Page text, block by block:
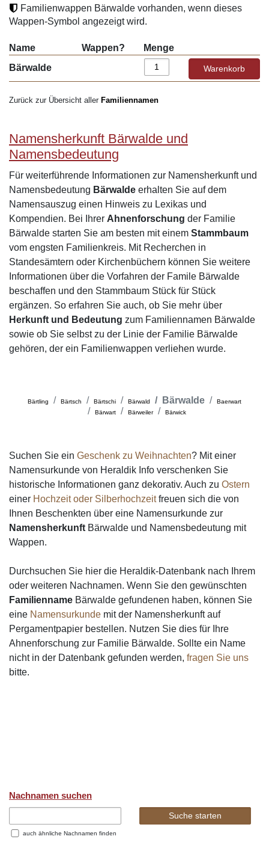
Familienwappen Bärwalde vorhanden, wenn dieses
Wappen-Symbol angezeigt wird.
Name Wappen?
Menge
Bärwalde
Zurück zur Übersicht aller Familiennamen
Namensherkunft Bärwalde und
Namensbedeutung
Für weiterführende Informationen zur Namensherkunft und
Namensbedeutung Bärwalde erhalten Sie auf dem
Namensauszug einen Hinweis zu Lexikas und
Kompendien. Bei Ihrer Ahnenforschung der Familie
Bärwalde starten Sie am besten mit einem Stammbaum
vom engsten Familienkreis. Mit Recherchen in
Standesämtern oder Kirchenbüchern können Sie weitere
Informationen über die Vorfahren der Famile Bärwalde
beschaffen und den Stammbaum Stück für Stück
ergänzen. So erfahren Sie auch, ob Sie mehr über
Herkunft und Bedeutung zum Familiennamen Bärwalde
sowie ob Sie selbst zu der Linie der Familie Bärwalde
gehören, der ein Familienwappen verliehen wurde.
Bärtling Bärtsch Bärtschi Bärwald Bärwalde
Baerwart
Bärwart
Bärweiler Bärwick
Suchen Sie ein Geschenk zu Weihnachten? Mit einer
Namensurkunde von Heraldik Info verschenken Sie
historische Informationen ganz dekorativ. Auch zu Ostern
einer Hochzeit oder Silberhochzeitfreuen sich die von
Ihnen Beschenkten über eine Namensurkunde zur
Namensherkunft Bärwalde und Namensbedeutung mit
Wappen.
Durchsuchen Sie hier die Heraldik-Datenbank nach Ihrem
oder weiteren Nachnamen. Wenn Sie den gewünschten
Familienname Bärwalde gefundenen haben, können Sie
eine Namensurkunde mit der Namensherkunft auf
Pergamentpapier bestellen. Nutzen Sie dies für Ihre
Ahnenforschung zur Familie Bärwalde. Sollte ein Name
nicht in der Datenbank gefunden werden, fragen Sie uns
bitte.
Nachnamen suchen
auch ähnliche Nachnamen finden